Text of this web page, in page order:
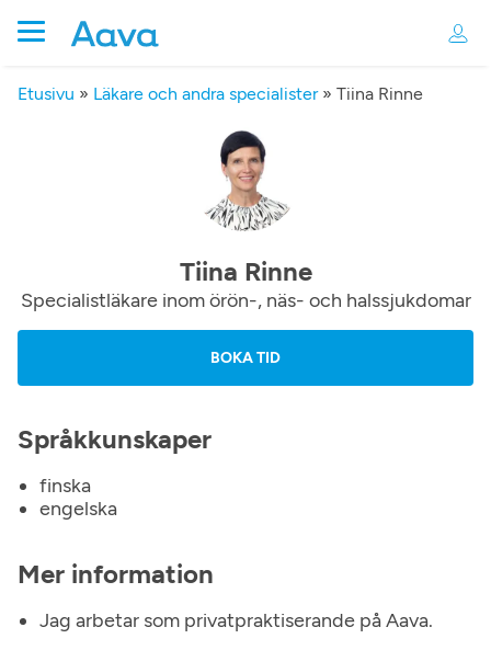
Etusivu » Läkare och andra specialister» Tiina Rinne
Tiina Rinne
Specialistläkare inom örön-, näs- och halssjukdomar
BOKA TID
Språkkunskaper
finska
engelska
Mer information
Jag arbetar som privatpraktiserande på Aava.